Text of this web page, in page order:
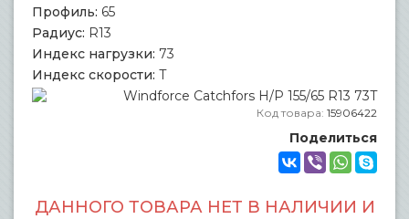
Профиль: 65
Радиус: R13
Индекс нагрузки: 73
Индекс скорости: T
Код товара: 15906422
Поделиться
ДАННОГО ТОВАРА НЕТ В НАЛИЧИИ И